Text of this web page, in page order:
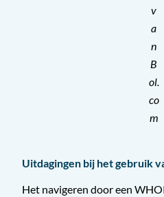
v
a
n
B
ol.
co
m
Uitdagingen bij het gebruik
Het navigeren door een